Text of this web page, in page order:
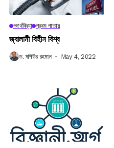
পদার্থবিদ্যা প্রথম পাতায়
জ্বালানী বিহীন বিশ্ব
ড. মশিউর রহমান May 4, 2022